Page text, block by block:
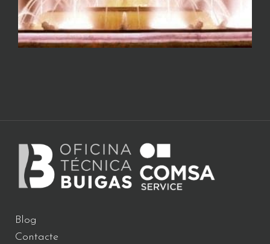
Blog
Contacte